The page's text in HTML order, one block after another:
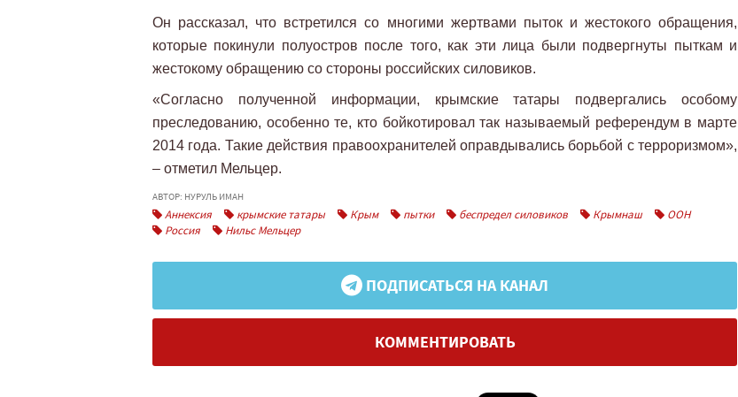
Он рассказал, что встретился со многими жертвами пыток и жестокого обращения,
которые покинули полуостров после того, как эти лица были подвергнуты пыткам и
жестокому обращению со стороны российских силовиков.
«Согласно полученной информации, крымские татары подвергались особому
преследованию, особенно те, кто бойкотировал так называемый референдум в марте
2014 года. Такие действия правоохранителей оправдывались борьбой с терроризмом»,
– отметил Мельцер.
АВТОР: НУРУЛЬ ИМАН
Аннексия крымские татары Крым пытки беспредел силовиков Крымнаш
ООН
Россия
Нильс Мельцер
ПОДПИСАТЬСЯ НА КАНАЛ
КОММЕНТИРОВАТЬ